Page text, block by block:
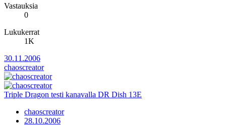
Vastauksia
0
Lukukerrat
1K
30.11.2006
chaoscreator
Triple Dragon testi kanavalla DR Dish 13E
chaoscreator
28.10.2006